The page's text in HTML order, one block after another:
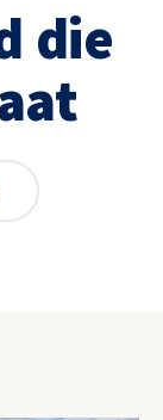
die